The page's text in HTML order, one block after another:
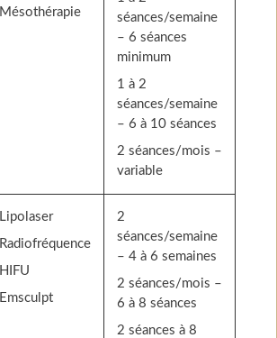
Mésothérapie
séances/semaine
– 6 séances
minimum
1 à 2
séances/semaine
– 6 à 10 séances
2 séances/mois –
variable
Lipolaser
Radiofréquence
HIFU
Emsculpt
2
séances/semaine
– 4 à 6 semaines
2 séances/mois –
6 à 8 séances
2 séances à 8